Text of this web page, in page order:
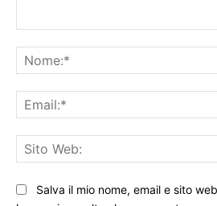
Salva il mio nome, email e sito